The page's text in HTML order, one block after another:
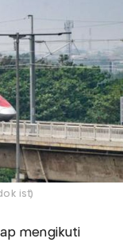
ist)
mengikuti